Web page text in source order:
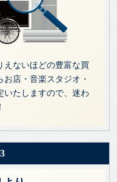
えないほどの豊富な買
店・音楽スタジオ・
いたしますので、迷わ